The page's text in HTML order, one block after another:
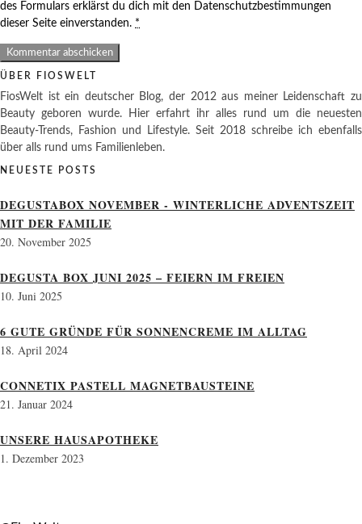
des Formulars erklärst du dich mit den Datenschutzbestimmungen
dieser Seite einverstanden. *
ÜBER FIOSWELT
FiosWelt ist ein deutscher Blog, der 2012 aus meiner Leidenschaft zu
Beauty geboren wurde. Hier erfahrt ihr alles rund um die neuesten
Beauty-Trends, Fashion und Lifestyle. Seit 2018 schreibe ich ebenfalls
über alls rund ums Familienleben.
NEUESTE POSTS
DEGUSTABOX NOVEMBER - WINTERLICHE ADVENTSZEIT
MIT DER FAMILIE
20. November 2025
DEGUSTA BOX JUNI 2025 – FEIERN IM FREIEN
10. Juni 2025
6 GUTE GRÜNDE FÜR SONNENCREME IM ALLTAG
18. April 2024
CONNETIX PASTELL MAGNETBAUSTEINE
21. Januar 2024
UNSERE HAUSAPOTHEKE
1. Dezember 2023